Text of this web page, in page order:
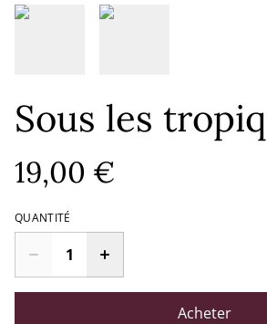
Sous les
19,00 €
QUANTITÉ
Acheter